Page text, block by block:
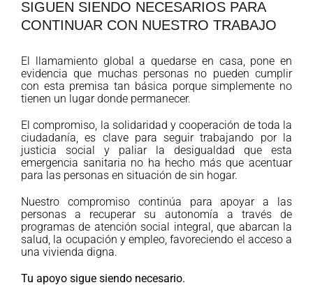
SIGUEN SIENDO NECESARIOS PARA
CONTINUAR CON NUESTRO TRABAJO
El llamamiento global a quedarse en casa, pone en
evidencia que muchas personas no pueden cumplir
con esta premisa tan básica porque simplemente no
tienen un lugar donde permanecer.
El compromiso, la solidaridad y cooperación de toda la
ciudadanía, es clave para seguir trabajando por la
justicia social y paliar la desigualdad que esta
emergencia sanitaria no ha hecho más que acentuar
para las personas en situación de sin hogar.
Nuestro compromiso continúa para apoyar a las
personas a recuperar su autonomía a través de
programas de atención social integral, que abarcan la
salud, la ocupación y empleo, favoreciendo el acceso a
una vivienda digna.
Tu apoyo sigue siendo necesario.